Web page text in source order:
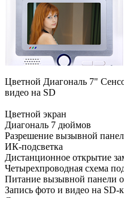
Цветной Диагональ 7"
видео на SD
Цветной экран
Диагональ 7 дюймов
Разрешение вызывной
ИК-подсветка
Дистанционное открытие
Четырехпроводная схема
Питание вызывной панели
Запись фото и видео на SD-